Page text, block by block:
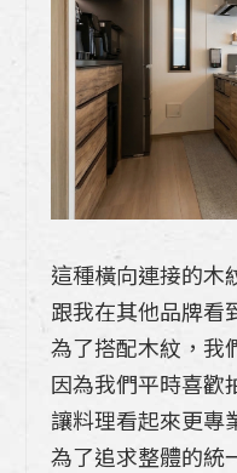
作差在哪裡?系統
潢？
《Takara
系列有什麼特別
「裝潢」與「裝
家案例分析如何
《室內裝潢完工
風格這最夯! 13坪
要點解析
《20年老屋翻修+
登如何為年輕人
這種橫向連接的木
跟我在其他品牌看
為了搭配木紋，我
因為我們平時喜歡
讓料理看起來更專
為了追求整體的統